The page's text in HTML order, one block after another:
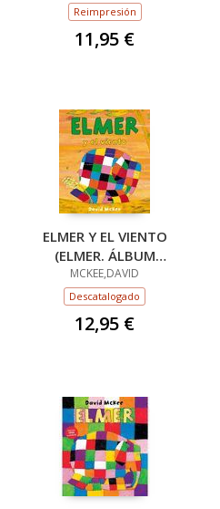
Reimpresión
11,95 €
ELMER Y EL VIENTO
(ELMER. ÁLBUM
ILUSTRADO)
MCKEE,DAVID
Descatalogado
12,95 €